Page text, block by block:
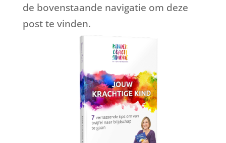
de bovenstaande navigatie om deze
post te vinden.